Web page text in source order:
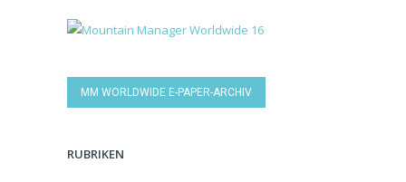
MM WORLDWIDE E-PAPER-ARCHIV
RUBRIKEN